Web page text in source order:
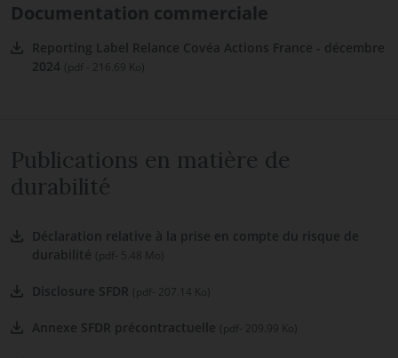
Documentation commerciale
Reporting Label Relance Covéa Actions France - décembre
2024 (pdf - 216.69 Ko)
Publications en matière de
durabilité
Déclaration relative à la prise en compte du risque de
durabilité (pdf- 5.48 Mo)
Disclosure SFDR (pdf- 207.14 Ko)
Annexe SFDR précontractuelle (pdf- 209.99 Ko)